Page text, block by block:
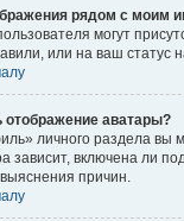
рядом с моим
могут
или на ваш статус
отображение аватары?
личного раздела вы
зависит, включена ли
причин.